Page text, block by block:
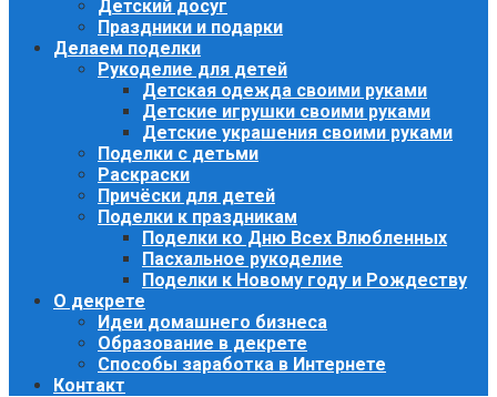
Детский досуг
Праздники и подарки
Делаем поделки
Рукоделие для детей
Детская одежда своими руками
Детские игрушки своими руками
Детские украшения своими руками
Поделки с детьми
Раскраски
Причёски для детей
Поделки к праздникам
Поделки ко Дню Всех Влюбленных
Пасхальное рукоделие
Поделки к Новому году и Рождеству
О декрете
Идеи домашнего бизнеса
Образование в декрете
Способы заработка в Интернете
Контакт